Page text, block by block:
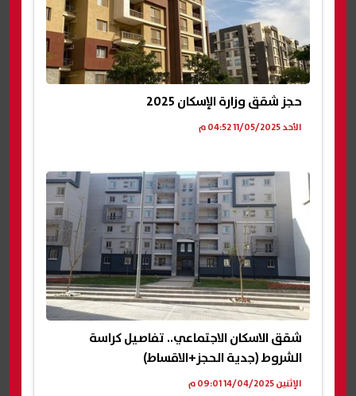
حجز شقق وزارة الإسكان 2025
الأحد 11/05/2025 04:52 م
شقق الاسكان الاجتماعي.. تفاصيل كراسة
الشروط (جدية الحجز+الاقساط)
الإثنين 14/04/2025 09:01 م